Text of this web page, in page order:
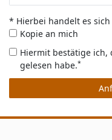
* Hierbei handelt es
Kopie an mich
Hiermit bestätige ich,
gelesen habe.*
Honig